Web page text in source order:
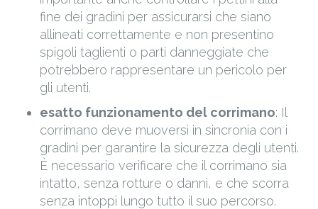
fine dei gradini per assicurarsi che siano
allineati correttamente e non presentino
spigoli taglienti o parti danneggiate che
potrebbero rappresentare un pericolo per
gli utenti.
esatto funzionamento del corrimano: Il
corrimano deve muoversi in sincronia con i
gradini per garantire la sicurezza degli utenti.
È necessario verificare che il corrimano sia
intatto, senza rotture o danni, e che scorra
senza intoppi lungo tutto il suo percorso.